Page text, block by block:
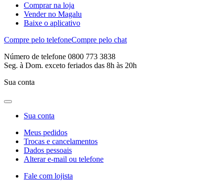
Comprar na loja
Vender no Magalu
Baixe o aplicativo
Compre pelo telefoneCompre pelo chat
Número de telefone 0800 773 3838
Seg. à Dom. exceto feriados das 8h às 20h
Sua conta
Sua conta
Meus pedidos
Trocas e cancelamentos
Dados pessoais
Alterar e-mail ou telefone
Fale com lojista